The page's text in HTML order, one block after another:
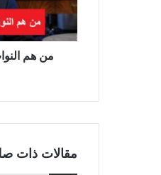
من هم
مقالات ذات